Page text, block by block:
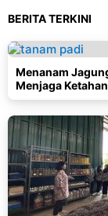
BERITA TERKINI
Menanam
Menjaga